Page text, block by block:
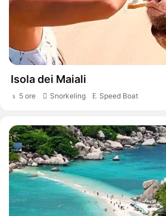
Isola dei Maiali
5 ore Snorkeling Speed Boat